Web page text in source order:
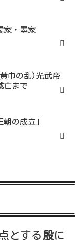
家・墨家
巾の乱)光武帝
亡まで
の成立」
とする殷に